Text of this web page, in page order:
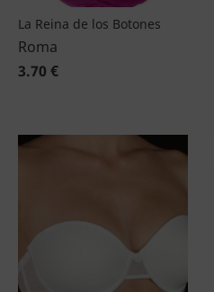
La Reina de los Botones
Roma
3.70 €